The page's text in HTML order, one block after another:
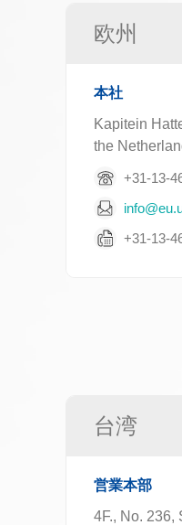
欧州
本社
Kapitein
the
+31-13-
+31-13-
台湾
営業本部
4F., No. 236,